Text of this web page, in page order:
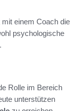
einem Coach die
psychologische
Rolle im Bereich
unterstützen